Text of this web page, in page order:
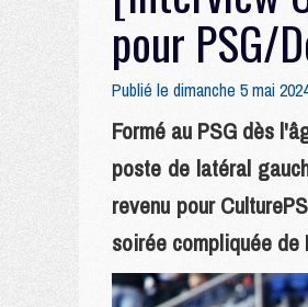
pour PSG/
Publié le dimanche 5 mai
Formé au PSG dès
poste de latéral
revenu pour
soirée compliquée de